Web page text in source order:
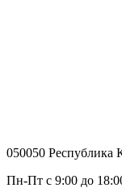
050050 Республика
Пн-Пт с 9:00 до